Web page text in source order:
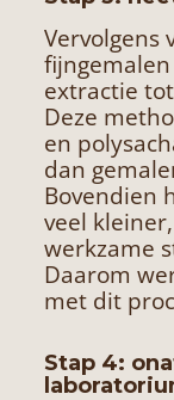
Vervolgens
extractie
Deze
en
dan
Bovendien
veel
werkzame
Daarom
met dit
Stap 4: